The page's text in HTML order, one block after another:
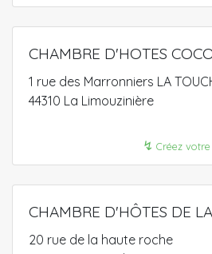
CHAMBRE D'HOTES
1 rue des Marronniers LA
44310 La Limouzinière
↯ Créez
CHAMBRE D'HÔTES DE
20 rue de la haute roche